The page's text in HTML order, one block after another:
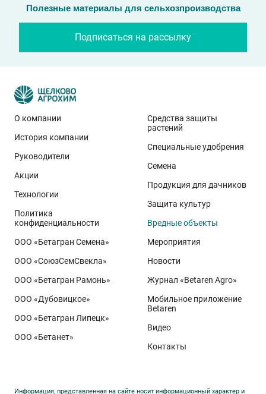
Полезные материалы для сельхозпроизводства
Подписаться на рассылку
О компании
История компании
Руководители
Акции
Технологии
Политика
конфиденциальности
ООО «Бетагран Семена»
ООО «СоюзСемСвекла»
ООО «Бетагран Рамонь»
ООО «Дубовицкое»
ООО «Бетагран Липецк»
ООО «Бетанет»
Средства защиты
растений
Специальные удобрения
Семена
Продукция для дачников
Защита культур
Вредные объекты
Мероприятия
Новости
Журнал «Betaren Agro»
Мобильное приложение
Betaren
Видео
Контакты
Информация, представленная на сайте носит информационный характер и